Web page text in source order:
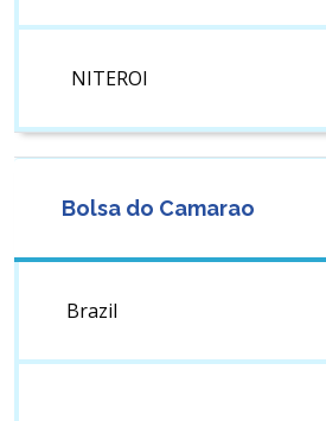
NITEROI
Bolsa do Camarao
Brazil